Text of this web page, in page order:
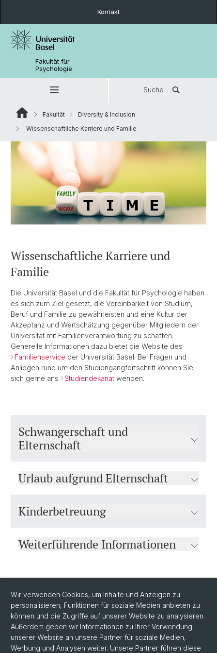
Kontakt
Fakultät für
Psychologie
Suche
Fakultät
Diversity & Inclusion
Wissenschaftliche Karriere und Familie
Wissenschaftliche Karriere und
Familie
Die Universität Basel und die Fakultät für Psychologie haben
es sich zum Ziel gesetzt, die Vereinbarkeit von Studium,
Beruf und Familie zu gewährleisten und eine Kultur der
Akzeptanz und Wertschätzung gegenüber Mitgliedern der
Universität mit Familienverantwortung zu schaffen.
Generelle Informationen dazu bietet die Website des
Familienservice der Universität Basel. Bei Fragen und
Anliegen rund um den Studiengangfortschritt können Sie
sich gerne ans
Studiendekanat wenden.
Schwangerschaft und
Elternschaft
Urlaub aufgrund Elternschaft
Kinderbetreuung
Weiterführende Informationen
Wir verwenden Cookies, um Inhalte und Anzeigen zu
personalisieren, Funktionen für soziale Medien anbieten zu
können und die Zugriffe auf unserer Website zu analysieren.
Außerdem geben wir Informationen zu Ihrer Verwendung
unserer Website an unsere Partner für soziale Medien,
Werbung und Analysen weiter. Unsere Partner führen diese